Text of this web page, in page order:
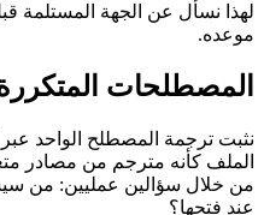
لهذا نسأل عن الجهة المستلمة
موعده.
المصطلحات
نثبت ترجمة المصطلح الواحد
الملف كأنه مترجم من مصادر
من خلال سؤالين عمليين: من
عند فتحها؟